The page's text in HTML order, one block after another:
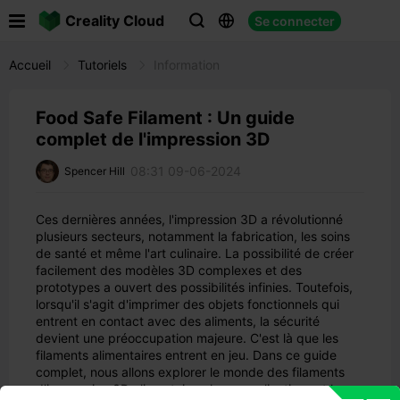
Creality Cloud   Se connecter
Accueil Tutoriels
Food Safe Filament : Un guide
complet de l'impression 3D
Spencer Hill 08:31 09-06-2024
Ces dernières années, l'impression 3D a révolutionné
plusieurs secteurs, notamment la fabrication, les soins
de santé et même l'art culinaire. La possibilité de créer
facilement des modèles 3D complexes et des
prototypes a ouvert des possibilités infinies. Toutefois,
lorsqu'il s'agit d'imprimer des objets fonctionnels qui
entrent en contact avec des aliments, la sécurité
devient une préoccupation majeure. C'est là que les
filaments alimentaires entrent en jeu. Dans ce guide
complet, nous allons explorer le monde des filaments
d'impression 3D alimentaires, leurs applications et les